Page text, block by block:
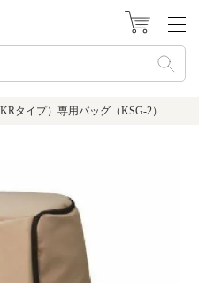
タイプ）専用バッグ（KSG-2）